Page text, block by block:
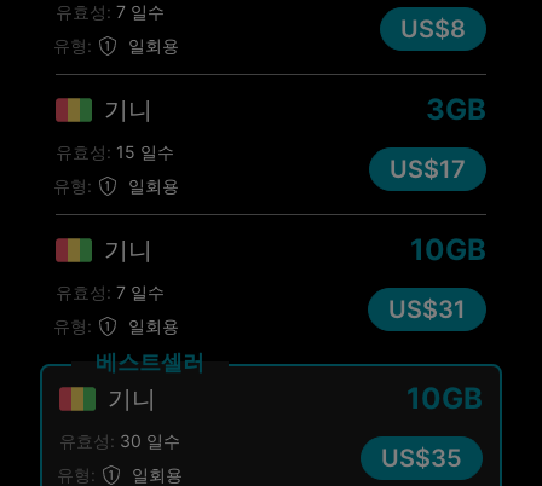
유형: 일회용
유효성: 7 일수
US$8
기니
유형: 일회용
3GB
유효성: 15 일수
US$17
기니
유형: 일회용
10GB
유효성: 7 일수
US$31
기니
유형: 일회용
10GB
유효성: 30 일수
US$35
베스트셀러